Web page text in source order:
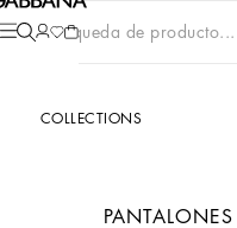
Búsqueda de producto...
COLLECTIONS